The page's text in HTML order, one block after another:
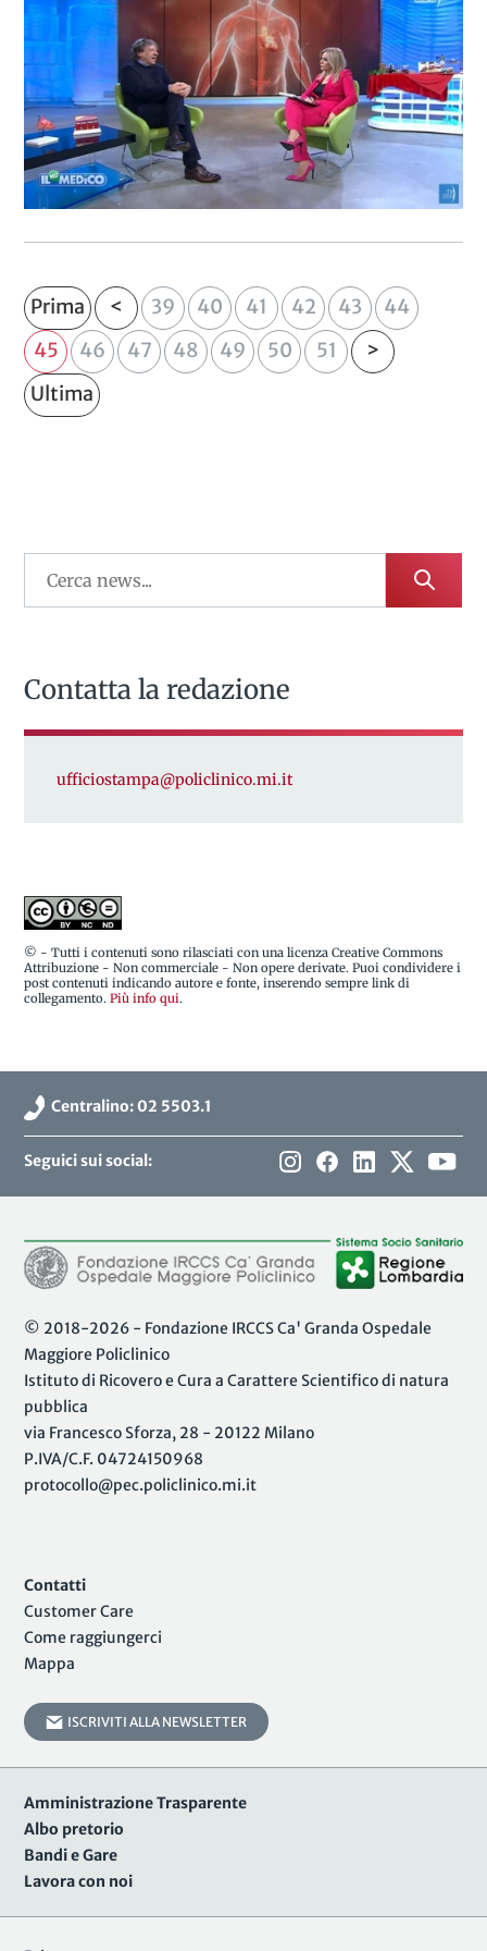
Prima < 39 40 41 42 43
44
45
46 47 48 49 50 51
>
Ultima
Contatta la redazione
ufficiostampa@policlinico.mi.it
© - Tutti i contenuti sono rilasciati con una licenza Creative Commons
Attribuzione - Non commerciale - Non opere derivate. Puoi condividere i
post contenuti indicando autore e fonte, inserendo sempre link di
collegamento.Più info qui.
Centralino: 02 5503.1
Seguici sui social:
© 2018-2026 - Fondazione IRCCS Ca' Granda Ospedale
Maggiore Policlinico
Istituto di Ricovero e Cura a Carattere Scientifico di natura
pubblica
via Francesco Sforza, 28 - 20122 Milano
P.IVA/C.F. 04724150968
protocollo@pec.policlinico.mi.it
Contatti
Customer Care
Come raggiungerci
Mappa
ISCRIVITI ALLA NEWSLETTER
Amministrazione Trasparente
Albo pretorio
Bandi e Gare
Lavora con noi